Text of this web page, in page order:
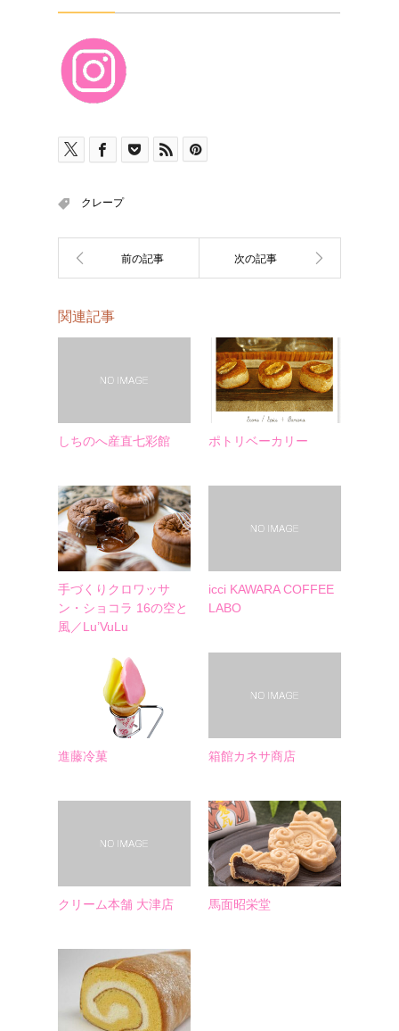
クレープ
関連記事
しちのへ産直七彩館 ポトリベーカリー
手づくりクロワッサ
ン・ショコラ 16の空と
風／Lu’VuLu
icci KAWARA COFFEE
LABO
進藤冷菓 箱館カネサ商店
クリーム本舗 大津店 馬面昭栄堂